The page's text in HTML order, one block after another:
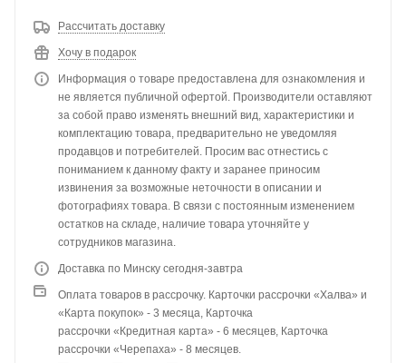
Рассчитать доставку
Хочу в подарок
Информация о товаре предоставлена для ознакомления и
не является публичной офертой. Производители оставляют
за собой право изменять внешний вид, характеристики и
комплектацию товара, предварительно не уведомляя
продавцов и потребителей. Просим вас отнестись с
пониманием к данному факту и заранее приносим
извинения за возможные неточности в описании и
фотографиях товара. В связи с постоянным изменением
остатков на складе, наличие товара уточняйте у
сотрудников магазина.
Доставка по Минску сегодня-завтра
Оплата товаров в рассрочку. Карточки рассрочки «Халва» и
«Карта покупок» - 3 месяца, Карточка
рассрочки «Кредитная карта» - 6 месяцев, Карточка
рассрочки «Черепаха» - 8 месяцев.